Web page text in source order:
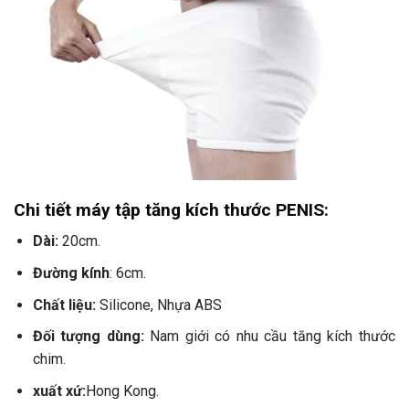
Chi tiết máy tập tăng kích thước PENIS:
Dài:20cm.
Đường kính: 6cm.
Chất liệu:Silicone, Nhựa ABS
Đối tượng dùng:Nam giới có nhu cầu tăng kích thước
chim.
xuất xứ:Hong Kong.